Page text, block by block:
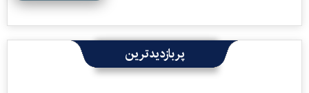
پربازدیدترین